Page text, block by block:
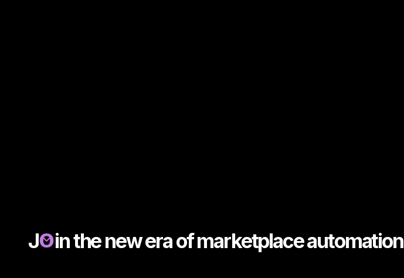
J in the new era of marketplace automation